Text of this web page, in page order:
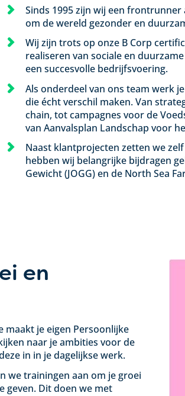
Sinds 1995 zijn wij een
om de wereld gezonder en
Wij zijn trots op onze B Corp
realiseren van sociale en
een succesvolle bedrijfsvoering.
Als onderdeel van ons team werk
die écht verschil maken. Van
chain, tot campagnes voor de
van Aanvalsplan Landschap voor
Naast klantprojecten zetten we
hebben wij belangrijke bijdragen
Gewicht (JOGG) en de North Sea
en
maakt je eigen Persoonlijke
naar je ambities voor de
in in je dagelijkse werk.
we trainingen aan om je groei
geven. Dit doen we met